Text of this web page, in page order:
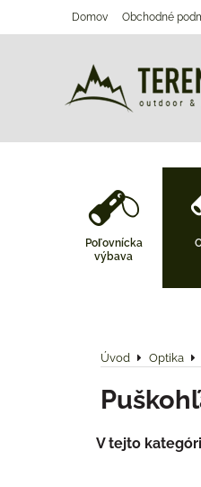
Domov Obchodné
Poľovnícka
výbava
Úvod Optika